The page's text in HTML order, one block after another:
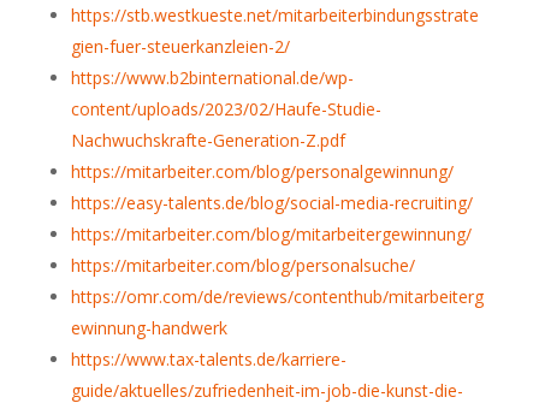
https://stb.westkueste.net/mitarbeiterbindungsstrate
gien-fuer-steuerkanzleien-2/
https://www.b2binternational.de/wp-
content/uploads/2023/02/Haufe-Studie-
Nachwuchskrafte-Generation-Z.pdf
https://mitarbeiter.com/blog/personalgewinnung/
https://easy-talents.de/blog/social-media-recruiting/
https://mitarbeiter.com/blog/mitarbeitergewinnung/
https://mitarbeiter.com/blog/personalsuche/
https://omr.com/de/reviews/contenthub/mitarbeiterg
ewinnung-handwerk
https://www.tax-talents.de/karriere-
guide/aktuelles/zufriedenheit-im-job-die-kunst-die-